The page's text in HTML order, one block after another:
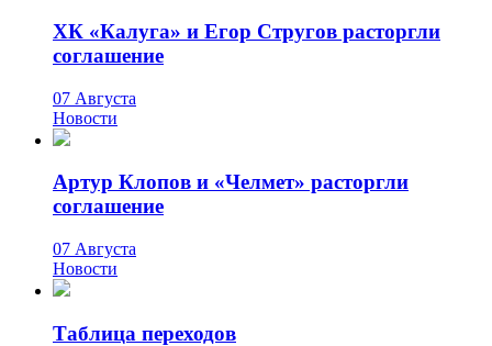
ХК «Калуга» и Егор Стругов расторгли
соглашение
07 Августа
Новости
Артур Клопов и «Челмет» расторгли
соглашение
07 Августа
Новости
Таблица переходов